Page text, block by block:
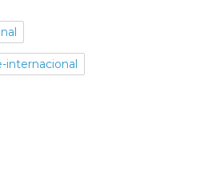
internacional